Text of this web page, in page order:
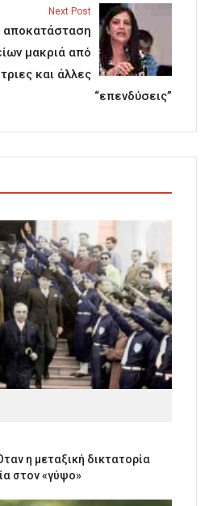
Next Post
αποκατάσταση
μακριά από
και άλλες
“επενδύσεις”
η μεταξική δικτατορία
στον «γύψο»